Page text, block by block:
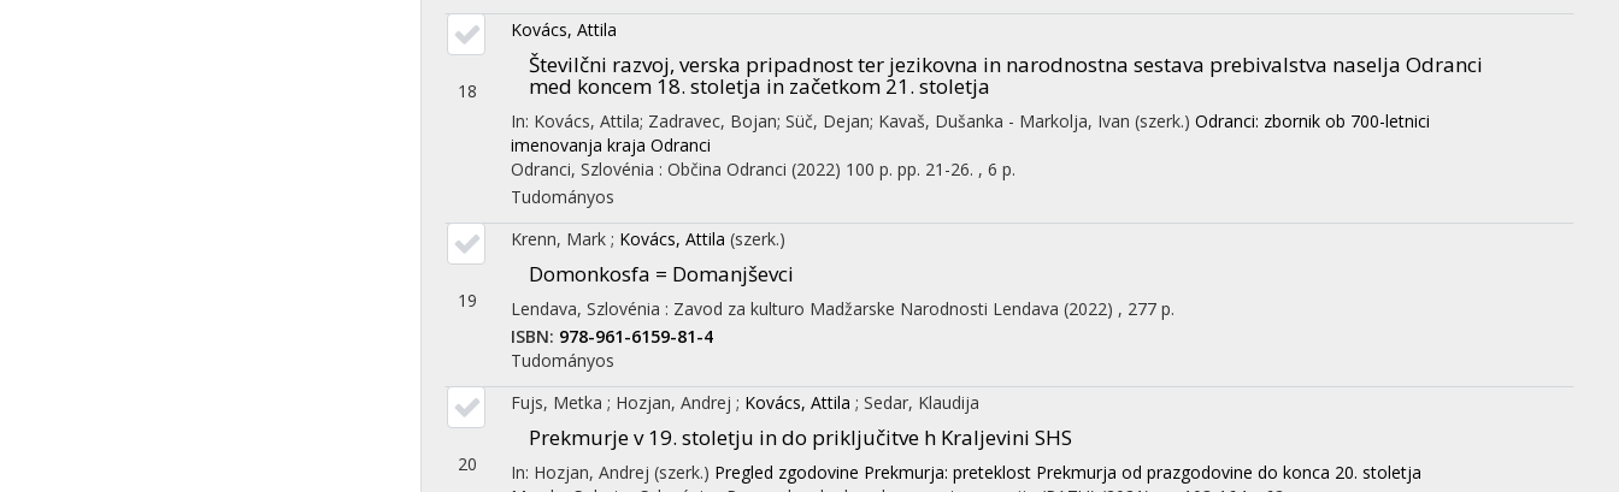
18
Kovács, Attila
Številčni razvoj, verska pripadnost ter jezikovna in narodnostna sestava prebivalstva naselja Odranci
med koncem 18. stoletja in začetkom 21. stoletja
In: Kovács, Attila; Zadravec, Bojan; Süč, Dejan; Kavaš, Dušanka - Markolja, Ivan (szerk.) Odranci: zbornik ob 700-letnici
imenovanja kraja Odranci
Odranci, Szlovénia : Občina Odranci (2022) 100 p. pp. 21-26. , 6 p.
Tudományos
19
Krenn, Mark ; Kovács, Attila (szerk.)
Domonkosfa = Domanjševci
Lendava, Szlovénia : Zavod za kulturo Madžarske Narodnosti Lendava (2022) , 277 p.
ISBN: 978-961-6159-81-4
Tudományos
20
Fujs, Metka ; Hozjan, Andrej ; Kovács, Attila ; Sedar, Klaudija
Prekmurje v 19. stoletju in do priključitve h Kraljevini SHS
In: Hozjan, Andrej (szerk.) Pregled zgodovine Prekmurja: preteklost Prekmurja od prazgodovine do konca 20. stoletja